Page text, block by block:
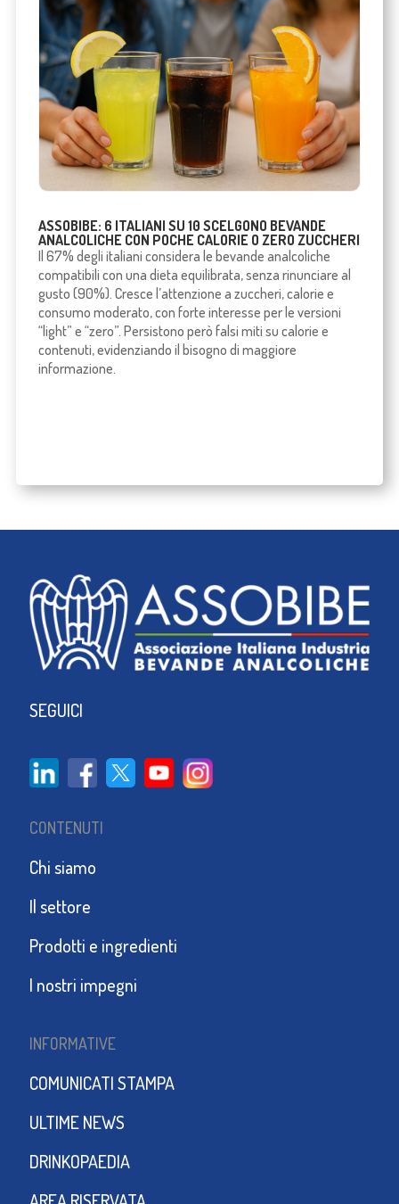
ASSOBIBE: 6 ITALIANI SU 10 SCELGONO BEVANDE
ANALCOLICHE CON POCHE CALORIE O ZERO ZUCCHERI
Il 67% degli italiani considera le bevande analcoliche
compatibili con una dieta equilibrata, senza rinunciare al
gusto (90%). Cresce l’attenzione a zuccheri, calorie e
consumo moderato, con forte interesse per le versioni
“light” e “zero”. Persistono però falsi miti su calorie e
contenuti, evidenziando il bisogno di maggiore
informazione.
SEGUICI
CONTENUTI
Chi siamo
Il settore
Prodotti e ingredienti
I nostri impegni
INFORMATIVE
COMUNICATI STAMPA
ULTIME NEWS
DRINKOPAEDIA